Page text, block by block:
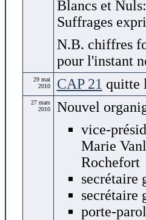
Blancs et
Suffrages
N.B. chiffres
pour l'instant
29 mai
2010
CAP 21 quitte
27 mars
2010
Nouvel
vice-
Marie
Rochefort
secrétaire
secrétaire
porte-